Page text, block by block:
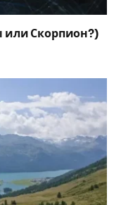
или Скорпион?)